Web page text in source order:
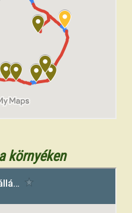
környéken